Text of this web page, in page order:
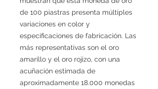
de 100 piastras presenta múltiples
variaciones en color y
especificaciones de fabricación. Las
más representativas son el oro
amarillo y el oro rojizo, con una
acuñación estimada de
aproximadamente 18.000 monedas